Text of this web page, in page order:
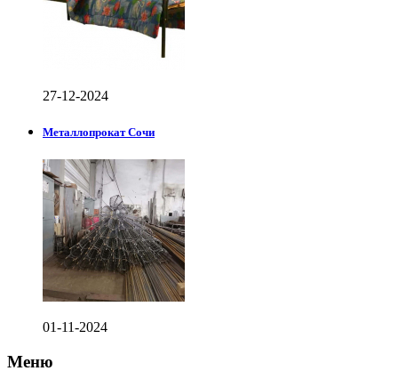
27-12-2024
Металлопрокат Сочи
01-11-2024
Меню